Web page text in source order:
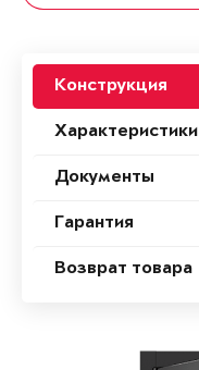
Конструкция
Характеристики
Документы
Гарантия
Возврат товара